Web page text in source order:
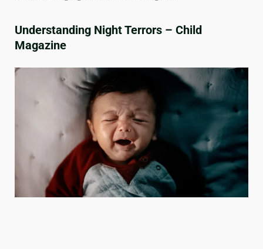
Understanding Night Terrors – Child
Magazine